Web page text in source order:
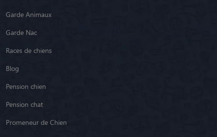
Garde Animaux
Garde Nac
Races de chiens
Blog
Pension chien
Pension chat
Promeneur de Chien